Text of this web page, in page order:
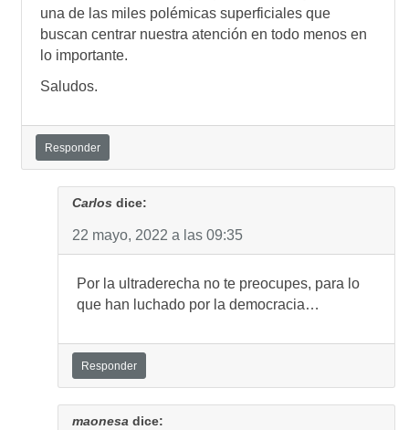
una de las miles polémicas superficiales que
buscan centrar nuestra atención en todo menos en
lo importante.
Saludos.
Responder
Carlos dice:
22 mayo, 2022 a las 09:35
Por la ultraderecha no te preocupes, para lo
que han luchado por la democracia…
Responder
maonesa dice: